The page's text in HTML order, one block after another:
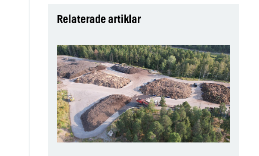
Relaterade artiklar